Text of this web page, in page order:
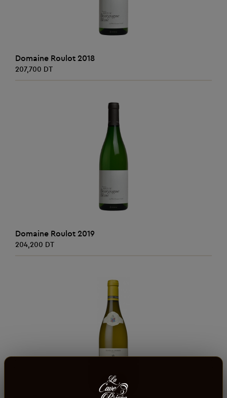
AJOUTER AU PANIER
Domaine Roulot 2018
207,700 DT
AJOUTER AU PANIER
Domaine Roulot 2019
204,200 DT